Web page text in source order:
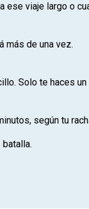
viaje largo o
más de una vez.
Solo te haces
según tu